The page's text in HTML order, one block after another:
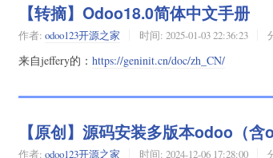
【转摘】Odoo18.0简体中文手册
作者:odoo123开源之家 时间:2025-01-03 22:36:23
来自jeffery的：https://geninit.cn/doc/zh_CN/
【原创】源码安装多版本odoo（
作者:odoo123开源之家 时间:2024-12-06 17:28:00